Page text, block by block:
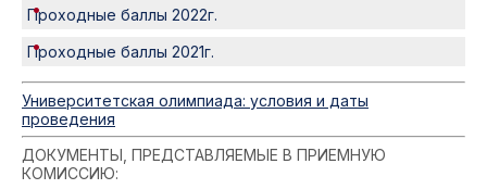
Проходные баллы 2022г.
Проходные баллы 2021г.
Университетская олимпиада: условия и даты
проведения
ДОКУМЕНТЫ, ПРЕДСТАВЛЯЕМЫЕ В ПРИЕМНУЮ
КОМИССИЮ: